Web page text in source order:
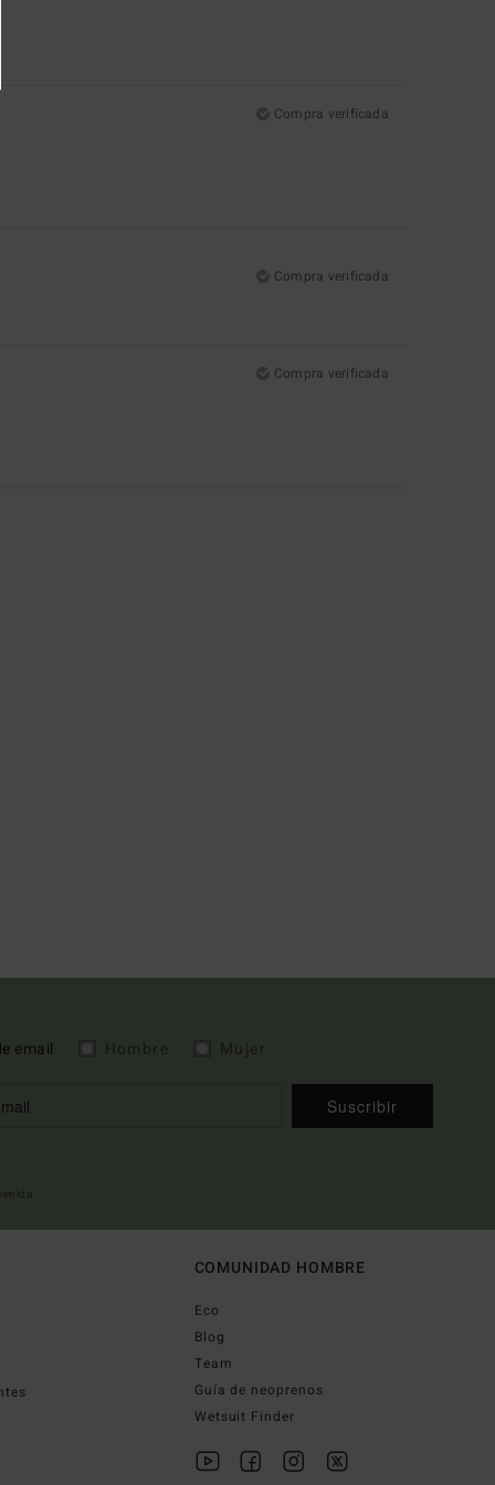
Compra verificada
Compra verificada
Compra verificada
email
Suscribir
COMUNIDAD HOMBRE
Eco
Blog
Team
Guía de neoprenos
Wetsuit Finder